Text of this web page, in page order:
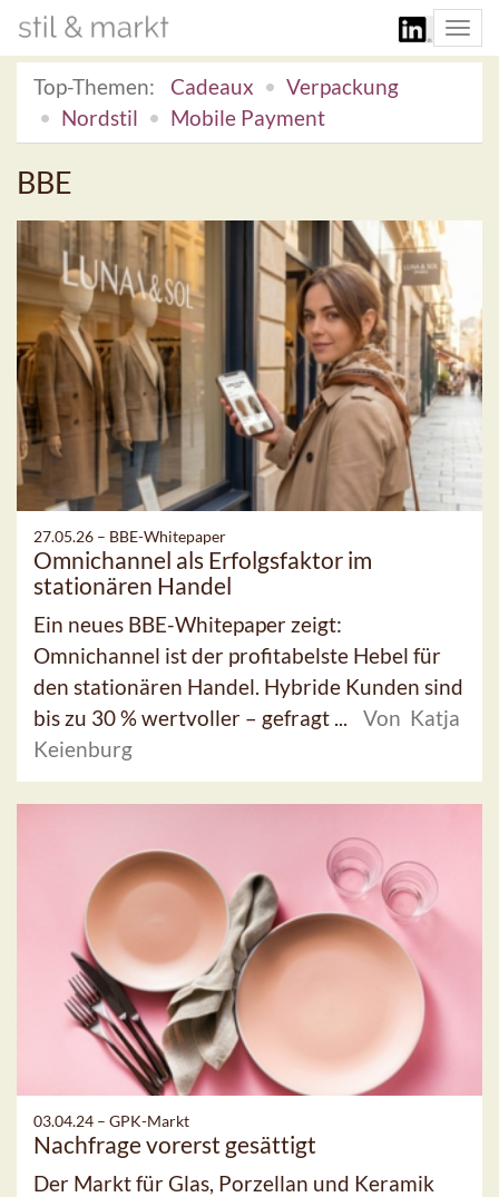
Top-Themen:
Cadeaux
Verpackung
Nordstil
Mobile Payment
BBE
27.05.26 – BBE-Whitepaper
Omnichannel als Erfolgsfaktor im
stationären Handel
Ein neues BBE-Whitepaper zeigt:
Omnichannel ist der profitabelste Hebel für
den stationären Handel. Hybride Kunden sind
bis zu 30 % wertvoller – gefragt ...
Von Katja
Keienburg
03.04.24 – GPK-Markt
Nachfrage vorerst gesättigt
Der Markt für Glas, Porzellan und Keramik